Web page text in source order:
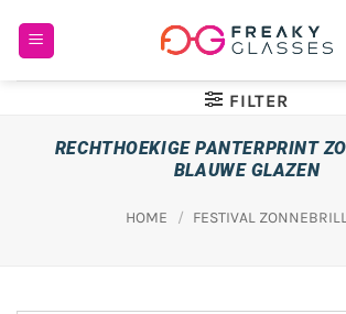
naar
FILTER
RECHTHOEKIGE PANTERPRINT
BLAUWE GLAZEN
HOME / FESTIVAL